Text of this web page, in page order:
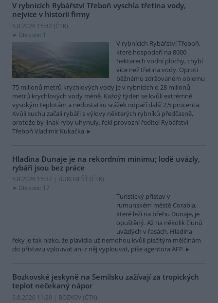
V rybnících Rybářství Třeboň vyschla třetina vody,
nejvíce v historii firmy
5.8.2026 15:42 (ČTK)
Diskuse: 1
V rybnících Rybářství Třeboň,
které hospodaří na 8000
hektarech vodní plochy, chybí
více než třetina vody. Oproti
běžnému zdržovaném objemu
75 milionů metrů krychlových vody je v rybnících o 28 milionů
metrů krychlových vody méně. Každý týden se kvůli extrémně
vysokým teplotám a nedostatku srážek odpaří další 2,5 procenta.
Kvůli suchu začali rybáři s výlovy některých rybníků předčasně,
protože by jinak ryby uhynuly, řekl provozní ředitel Rybářství
Třeboň Vladimír Kukačka.
Hladina Dunaje je na rekordním minimu; lodě uvázly,
rybáři jsou bez práce
5.8.2026 15:37 | BUKUREŠŤ (ČTK)
Diskuse: 17
Turistický přístav v
rumunském městě Corabia,
které leží na břehu Dunaje, je
opuštěný. Až na několik člunů
uvázlých v řasách. Hladina
řeky je tak nízko, že plavidla už nemohou kvůli písčitým mělčinám
do přístavu vplouvat ani z něj vyplouvat, píše agentura AFP.
Bozkovské jeskyně na Semilsku zažívají za tropických
teplot nečekaný nápor
5.8.2026 11:20 | BOZKOV (ČTK)